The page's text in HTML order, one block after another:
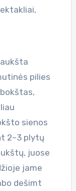
pilies
sienos
2–3 plytų
juose
jame
dešimt